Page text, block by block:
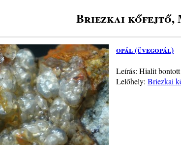
Briezkai kőfejtő,
opál (üvegopál)
Leírás: Hialit bontott
Lelőhely: Briezkai